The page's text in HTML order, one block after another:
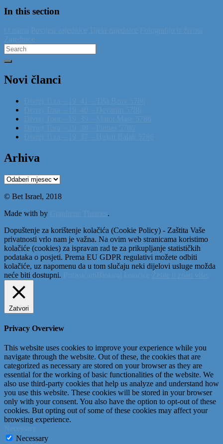
In this section
Search
for:
Novi članci
Arhiva
Arhiva
© Bet Israel, 2018
Made with by
.
Dopuštenje za korištenje kolačića (Cookie Policy) - Zaštita Vaše
privatnosti vrlo nam je važna. Na ovim web stranicama koristimo
kolačiće (cookies) za ispravan rad te za prikupljanje statističkih
podataka o posjeti. Prema EU GDPR regulativi možete odbiti
kolačiće, uz napomenu da u tom slučaju neki dijelovi usluge možda
neće biti dostupni.
Zatvori
Privacy Overview
This website uses cookies to improve your experience while you
navigate through the website. Out of these, the cookies that are
categorized as necessary are stored on your browser as they are
essential for the working of basic functionalities of the website. We
also use third-party cookies that help us analyze and understand how
you use this website. These cookies will be stored in your browser
only with your consent. You also have the option to opt-out of these
cookies. But opting out of some of these cookies may affect your
browsing experience.
Necessary